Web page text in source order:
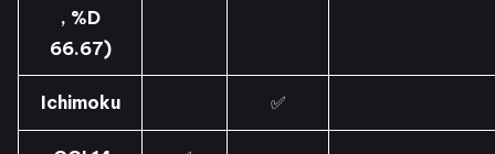
, %D
66.67)
Ichimoku ✅